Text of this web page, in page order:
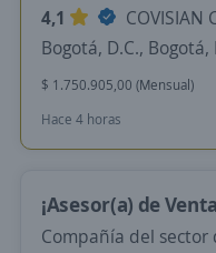
4,1
COVISIAN
Bogotá, D.C., Bogotá,
$ 1.750.905,00 (Mensual)
Hace 4 horas
¡Asesor(a) de
Compañía del sector